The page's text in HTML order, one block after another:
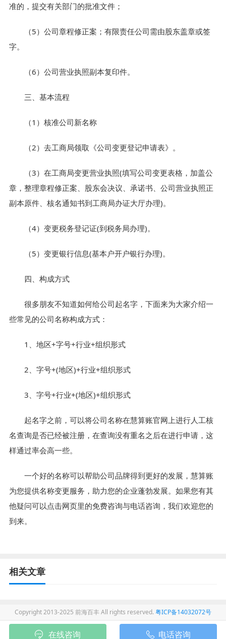
准的，提交有关部门的批准文件；
（5）公司章程修正案；有限责任公司需由股东盖章或签
字。
（6）公司营业执照副本复印件。
三、基本流程
（1）核准公司新名称
（2）去工商局领取《公司变更登记申请表》。
（3）在工商局变更营业执照(填写公司变更表格，加盖公
章，整理章程修正案、股东会决议、承诺书、公司营业执照正
副本原件、核名通知书到工商局办证大厅办理)。
（4）变更税务登记证(到税务局办理)。
（5）变更银行信息(基本户开户银行办理)。
四、构成方式
很多朋友不知道如何给公司起名字，下面来为大家介绍一
些常见的公司名称构成方式：
1、地区+字号+行业+组织形式
2、字号+(地区)+行业+组织形式
3、字号+行业+(地区)+组织形式
起名字之前，可以将公司名称在慧算账官网上进行人工核
名查询是否已经被注册，在查询没有重名之后在进行申请，这
样通过率会高一些。
一个好的名称可以帮助公司品牌得到更好的发展，慧算账
为您提供名称变更服务，助力您的企业蓬勃发展。如果您有其
他疑问可以点击网页里的免费咨询与电话咨询，我们欢迎您的
到来。
相关文章
Copyright 2013-2025 前海百丰 All rights reserved. 粤ICP备14032072号
在线咨询 电话咨询